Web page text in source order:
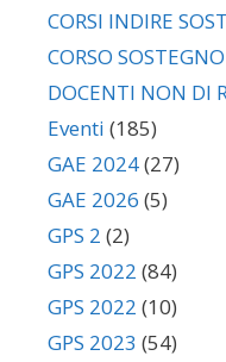
CORSI INDIRE
CORSO
DOCENTI NON DI
Eventi (185)
GAE 2024(27)
GAE 2026 (5)
GPS 2 (2)
GPS 2022 (84)
GPS 2022 (10)
GPS 2023 (54)